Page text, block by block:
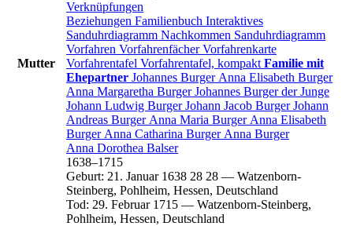
Mutter
Verknüpfungen
Beziehungen Familienbuch Interaktives
Sanduhrdiagramm Nachkommen Sanduhrdiagramm
Vorfahren VorfahrenfächerVorfahrenkarte
Vorfahrentafel Vorfahrentafel, kompakt Familie mit
Ehepartner Johannes Burger Anna Elisabeth Burger
Anna Margaretha Burger Johannes Burgerder Junge
Johann Ludwig Burger Johann Jacob Burger Johann
Andreas Burger Anna Maria Burger Anna Elisabeth
Burger Anna Catharina Burger Anna Burger
Anna Dorothea Balser
1638–1715
Geburt: 21. Januar 1638 28 28 — Watzenborn-
Steinberg, Pohlheim, Hessen, Deutschland
Tod: 29. Februar 1715 — Watzenborn-Steinberg,
Pohlheim, Hessen, Deutschland